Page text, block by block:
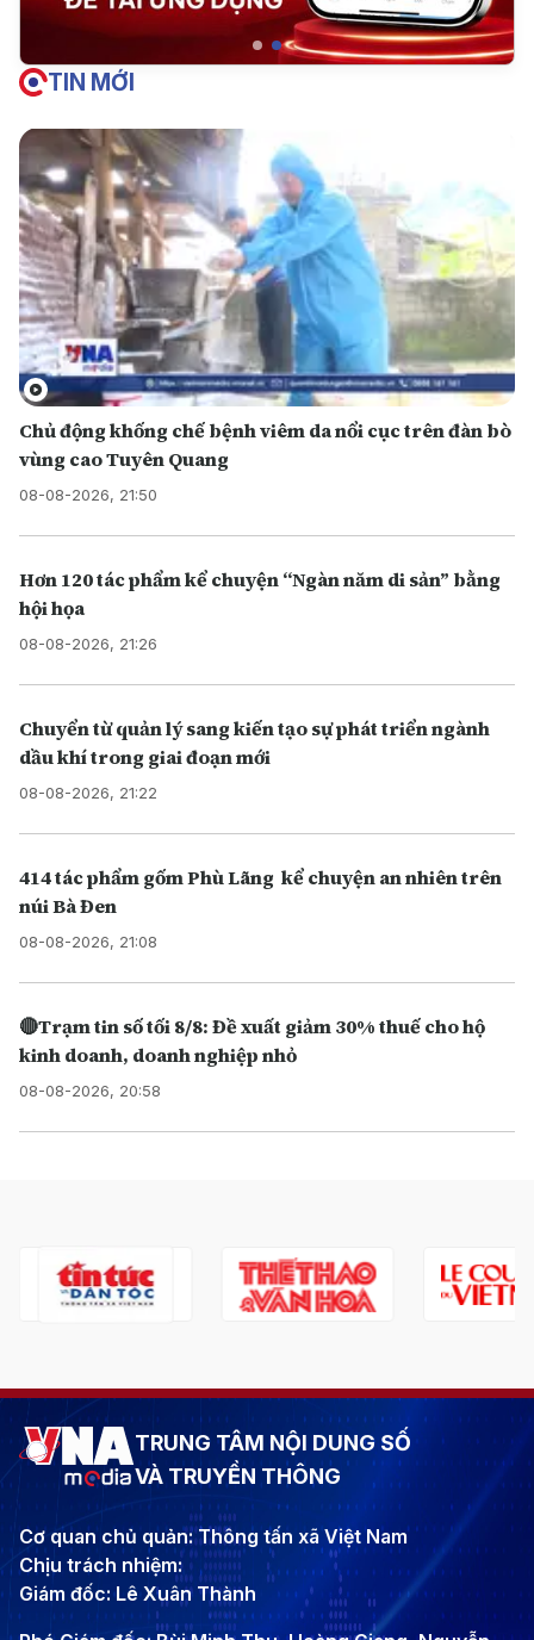
TIN MỚI
Chủ động khống chế bệnh viêm da nổi cục trên đàn bò
vùng cao Tuyên Quang
08-08-2026, 21:50
Hơn 120 tác phẩm kể chuyện “Ngàn năm di sản” bằng
hội họa
08-08-2026, 21:26
Chuyển từ quản lý sang kiến tạo sự phát triển ngành
dầu khí trong giai đoạn mới
08-08-2026, 21:22
414 tác phẩm gốm Phù Lãng kể chuyện an nhiên trên
núi Bà Đen
08-08-2026, 21:08
🔴Trạm tin số tối 8/8: Đề xuất giảm 30% thuế cho hộ
kinh doanh, doanh nghiệp nhỏ
08-08-2026, 20:58
TRUNG TÂM NỘI DUNG SỐ
VÀ TRUYỀN THÔNG
Cơ quan chủ quản: Thông tấn xã Việt Nam
Chịu trách nhiệm:
Giám đốc: Lê Xuân Thành